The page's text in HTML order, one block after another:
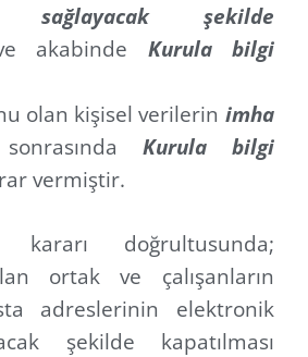
sağlayacak şekilde
akabinde Kurula bilgi
olan kişisel verilerin imha
Kurula bilgi
vermiştir.
doğrultusunda;
ortak ve çalışanların
adreslerinin elektronik
şekilde kapatılması